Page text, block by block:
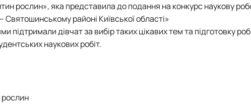
рослин», яка представила до подання на конкурс наукову
Святошинському районі Київської області»
дівчат за вибір таких цікавих тем та підготовку
наукових робіт.
рослин